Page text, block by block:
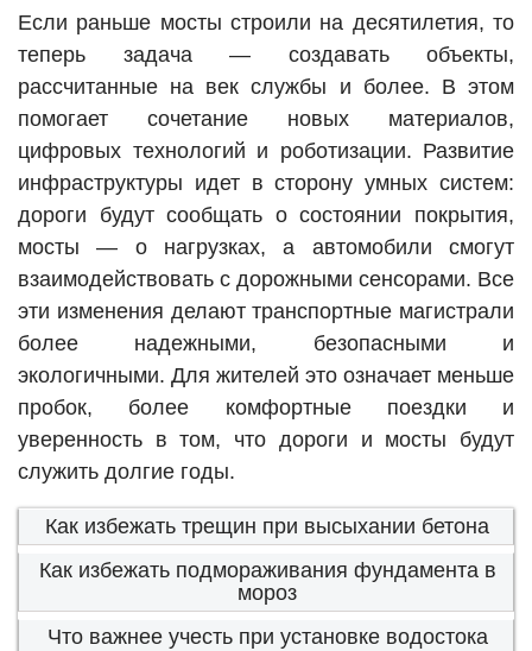
Если раньше мосты строили на десятилетия, то
теперь задача — создавать объекты,
рассчитанные на век службы и более. В этом
помогает сочетание новых материалов,
цифровых технологий и роботизации. Развитие
инфраструктуры идет в сторону умных систем:
дороги будут сообщать о состоянии покрытия,
мосты — о нагрузках, а автомобили смогут
взаимодействовать с дорожными сенсорами. Все
эти изменения делают транспортные магистрали
более надежными, безопасными и
экологичными. Для жителей это означает меньше
пробок, более комфортные поездки и
уверенность в том, что дороги и мосты будут
служить долгие годы.
Как избежать трещин при высыхании бетона
Как избежать подмораживания фундамента в
мороз
Что важнее учесть при установке водостока